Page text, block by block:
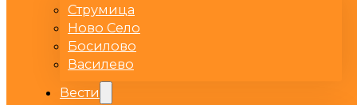
Струмица
Ново Село
Босилово
Василево
Вести